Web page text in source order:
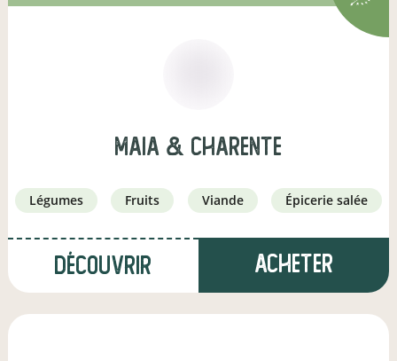
Maia & Charente
légumes fruits viande épicerie salée
Découvrir Acheter